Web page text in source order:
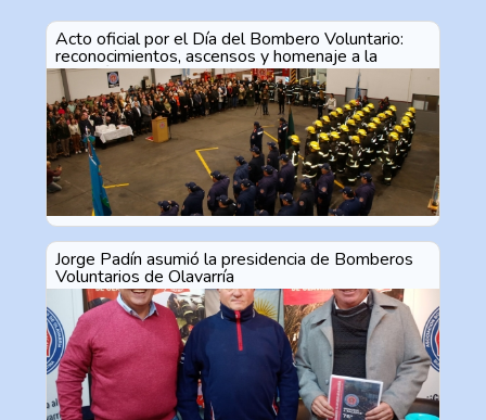
Acto oficial por el Día del Bombero Voluntario:
reconocimientos, ascensos y homenaje a la
vocación de servicio
Jorge Padín asumió la presidencia de Bomberos
Voluntarios de Olavarría